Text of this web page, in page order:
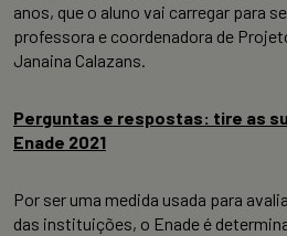
anos, que o aluno vai carregar para
professora e coordenadora de
Janaina Calazans.
Perguntas e respostas: tire as
Enade 2021
Por ser uma medida usada para
das instituições, o Enade é